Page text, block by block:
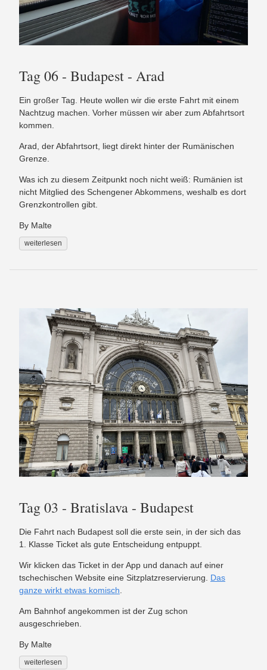
Tag 06 - Budapest - Arad
Ein großer Tag. Heute wollen wir die erste Fahrt mit einem
Nachtzug machen. Vorher müssen wir aber zum Abfahrtsort
kommen.
Arad, der Abfahrtsort, liegt direkt hinter der Rumänischen
Grenze.
Was ich zu diesem Zeitpunkt noch nicht weiß: Rumänien ist
nicht Mitglied des Schengener Abkommens, weshalb es dort
Grenzkontrollen gibt.
By Malte
weiterlesen
Tag 03 - Bratislava - Budapest
Die Fahrt nach Budapest soll die erste sein, in der sich das
1. Klasse Ticket als gute Entscheidung entpuppt.
Wir klicken das Ticket in der App und danach auf einer
tschechischen Website eine Sitzplatzreservierung. Das
ganze wirkt etwas komisch
Am Bahnhof angekommen ist der Zug schon
ausgeschrieben.
By Malte
weiterlesen